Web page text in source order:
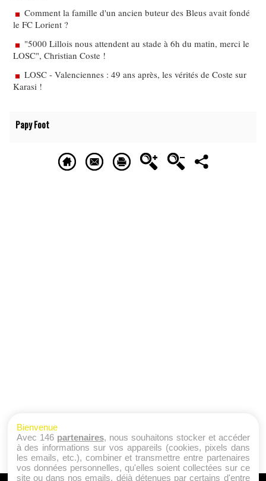
Comment la famille d'un ancien buteur des Bleus avait fondé
le FC Lorient ?
"5000 Lillois nous attendent au stade à 6h du matin, merci le
LOSC", Christian Coste !
LOSC - Valenciennes : 49 ans après, les vérités de Coste sur
Karasi !
Papy Foot
Bienvenue
Avec 146 partenaires, nous souhaitons stocker et accéder
à des informations sur vos appareils (cookies, pixels dans
les emails, etc.), combiner et transmettre entre partenaires
vos données personnelles, qu'elles soient collectées sur ce
site ou dans nos emails, déjà détenues par certains d'entre